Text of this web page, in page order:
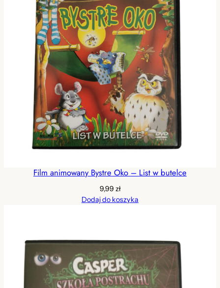
Film animowany Bystre Oko – List w butelce
9,99 zł
Dodaj do koszyka